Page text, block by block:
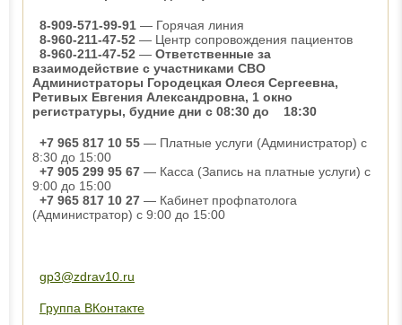
8-909-571-99-91 — Горячая линия
8-960-211-47-52 — Центр сопровождения пациентов
8-960-211-47-52 — Ответственные за
взаимодействие с участниками СВО
Администраторы Городецкая Олеся Сергеевна,
Ретивых Евгения Александровна, 1 окно
регистратуры, будние дни с 08:30 до 18:30
+7 965 817 10 55 — Платные услуги (Администратор) с
8:30 до 15:00
+7 905 299 95 67 — Касса (Запись на платные услуги) с
9:00 до 15:00
+7 965 817 10 27 — Кабинет профпатолога
(Администратор) с 9:00 до 15:00
gp3@zdrav10.ru
Группа ВКонтакте